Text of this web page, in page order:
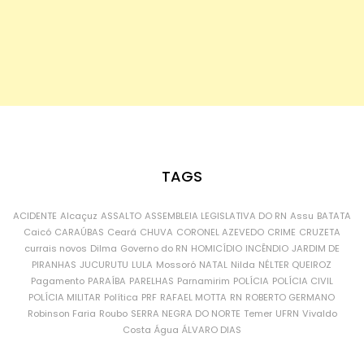
TAGS
ACIDENTE Alcaçuz ASSALTO ASSEMBLEIA LEGISLATIVA DO RN Assu BATATA
Caicó CARAÚBAS Ceará CHUVA CORONEL AZEVEDO CRIME CRUZETA
currais novos Dilma Governo do RN HOMICÍDIO INCÊNDIO JARDIM DE
PIRANHAS JUCURUTU LULA Mossoró NATAL Nilda NÉLTER QUEIROZ
Pagamento PARAÍBA PARELHAS Parnamirim POLÍCIA POLÍCIA CIVIL
POLÍCIA MILITAR Política PRF RAFAEL MOTTA RN ROBERTO GERMANO
Robinson Faria Roubo SERRA NEGRA DO NORTE Temer UFRN Vivaldo
Costa Água ÁLVARO DIAS